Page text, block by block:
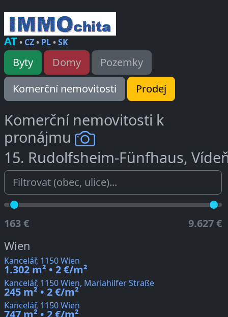
AT• CZ• PL•SK
Byty Domy
Pozemky
Komerční nemovitosti
Prodej
Komerční nemovitosti k
pronájmu
15. Rudolfsheim-Fünfhaus,
163 € 9.627 €
Wien
Kancelář, 1150 Wien
1.302 m² • 2 €/m²
Kancelář, 1150 Wien, Mariahilfer Straße
245 m² • 2 €/m²
Kancelář, 1150 Wien